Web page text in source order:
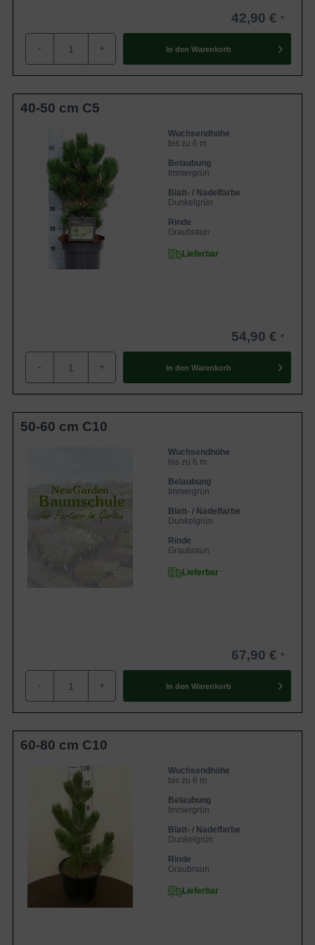
Form in unseren heimischen Anlagen,
was auf keinen nachvollziehbaren Grund
basierd.
42,90 €
- + In den Warenkorb
40-50 cm C5
Wuchsendhöhe
bis zu 6 m
Belaubung
Immergrün
Blatt- / Nadelfarbe
Dunkelgrün
Rinde
Graubraun
Lieferbar
54,90 €
- + In den Warenkorb
50-60 cm C10
Wuchsendhöhe
bis zu 6 m
Belaubung
Immergrün
Blatt- / Nadelfarbe
Dunkelgrün
Rinde
Graubraun
Lieferbar
67,90 €
- + In den Warenkorb
60-80 cm C10
Wuchsendhöhe
bis zu 6 m
Belaubung
Immergrün
Blatt- / Nadelfarbe
Dunkelgrün
Rinde
Graubraun
Lieferbar